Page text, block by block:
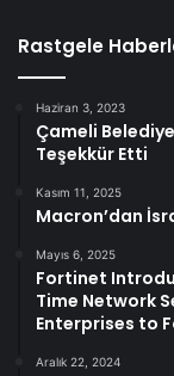
Rastgele
Haziran 3, 2023
Çameli
Teşekkür Etti
Kasım 11, 2025
Macron’dan
Mayıs 6, 2025
Fortinet
Time Network
Enterprises to
Aralık 22, 2024